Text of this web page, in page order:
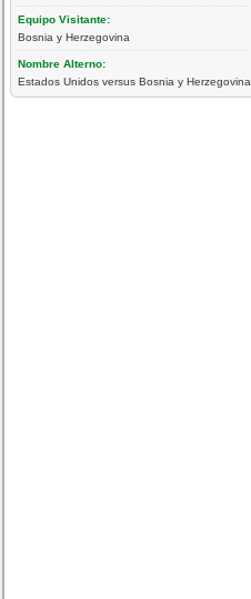
Equipo Visitante:
Bosnia y Herzegovina
Nombre Alterno:
Estados Unidos versus Bosnia y Herzegovina